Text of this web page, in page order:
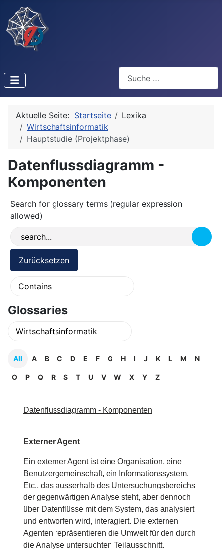
Aktuelle Seite: Startseite
Lexika
Wirtschaftsinformatik
Hauptstudie (Projektphase)
Datenflussdiagramm -
Komponenten
Search for glossary terms (regular expression
allowed)
Glossaries
All A B C D E F G H I J K L M N
O P Q R S T U V W X Y Z
Datenflussdiagramm - Komponenten
Externer Agent
Ein externer Agent ist eine Organisation, eine
Benutzergemeinschaft, ein Informationssystem.
Etc., das ausserhalb des Untersuchungsbereichs
der gegenwärtigen Analyse steht, aber dennoch
über Datenflüsse mit dem System, das analysiert
und entworfen wird, interagiert. Die externen
Agenten repräsentieren die Umwelt für den durch
die Analyse untersuchten Teilausschnitt.